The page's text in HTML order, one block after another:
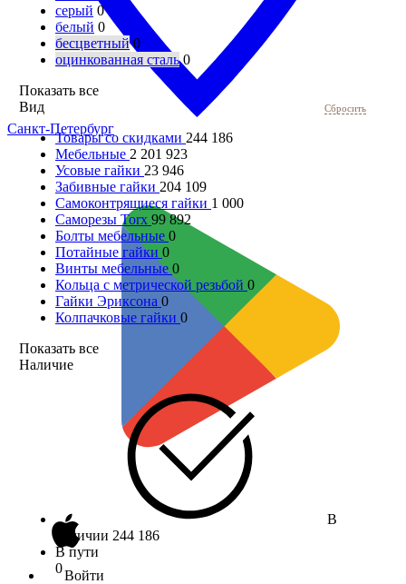
Санкт-Петербург
Войти
серый 0
белый 0
бесцветный 0
оцинкованная сталь 0
Показать все
Вид
Сбросить
Товары со скидками 244 186
Мебельные 2 201 923
Усовые гайки 23 946
Забивные гайки 204 109
Самоконтрящиеся гайки 1 000
Саморезы Torx 99 892
Болты мебельные 0
Потайные гайки 0
Винты мебельные0
Кольца с метрической резьбой 0
Гайки Эриксона 0
Колпачковые гайки 0
Показать все
Наличие
В
наличии 244 186
В пути
0